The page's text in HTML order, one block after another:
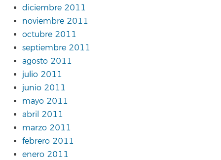
diciembre 2011
noviembre 2011
octubre 2011
septiembre 2011
agosto 2011
julio 2011
junio 2011
mayo 2011
abril 2011
marzo 2011
febrero 2011
enero 2011